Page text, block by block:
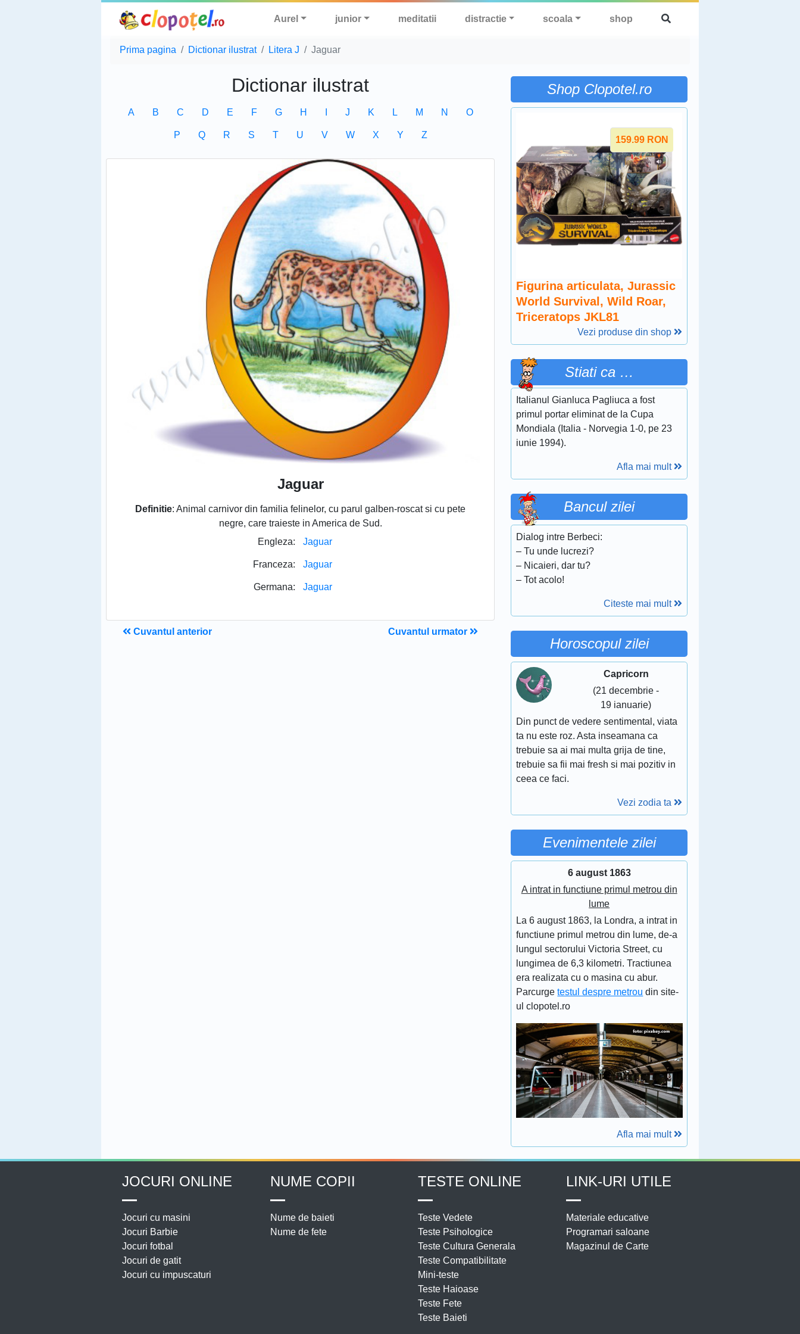
Aurel junior meditatii distractie scoala shop
Prima pagina Dictionar ilustrat Litera J Jaguar
Dictionar ilustrat
A B C D E F G H J K L M N O
P Q R S T U V W X Y Z
Jaguar
Definitie: Animal carnivor din familia felinelor, cu parul galben-roscat si cu pete
negre, care traieste in America de Sud.
Engleza:
Jaguar
Franceza: Jaguar
Germana: Jaguar
Cuvantul anterior Cuvantul urmator
Shop Clopotel.ro
159.99 RON
Figurina articulata, Jurassic
World Survival, Wild Roar,
Triceratops JKL81
Vezi produse din shop
Stiati ca …
Italianul Gianluca Pagliuca a fost
primul portar eliminat de la Cupa
Mondiala (Italia - Norvegia 1-0, pe 23
iunie 1994).
Afla mai mult
Bancul zilei
Dialog intre Berbeci:
– Tu unde lucrezi?
– Nicaieri, dar tu?
– Tot acolo!
Citeste mai mult
Horoscopul zilei
Capricorn
(21 decembrie -
19 ianuarie)
Din punct de vedere sentimental, viata
ta nu este roz. Asta inseamana ca
trebuie sa ai mai multa grija de tine,
trebuie sa fii mai fresh si mai pozitiv in
ceea ce faci.
Vezi zodia ta
Evenimentele zilei
6 august 1863
A intrat in functiune primul metrou din
lume
La 6 august 1863, la Londra, a intrat in
functiune primul metrou din lume, de-a
lungul sectorului Victoria Street, cu
lungimea de 6,3 kilometri. Tractiunea
era realizata cu o masina cu abur.
Parcurgetestul despre metrou din site-
ul clopotel.ro
Afla mai mult
JOCURI ONLINE
Jocuri cu masini
Jocuri Barbie
Jocuri fotbal
Jocuri de gatit
Jocuri cu impuscaturi
NUME COPII
Nume de baieti
Nume de fete
TESTE ONLINE
Teste Vedete
Teste Psihologice
Teste Cultura Generala
Teste Compatibilitate
Mini-teste
Teste Haioase
Teste Fete
Teste Baieti
LINK-URI UTILE
Materiale educative
Programari saloane
Magazinul de Carte